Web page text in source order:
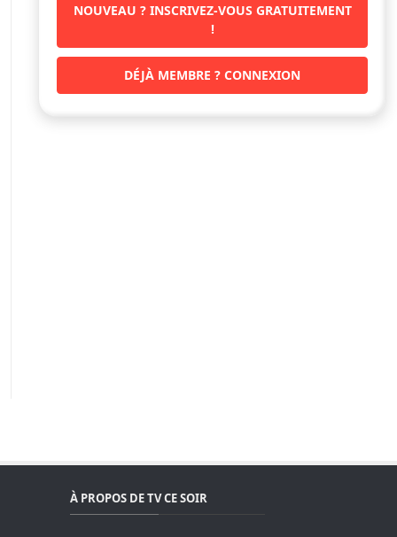
NOUVEAU ? INSCRIVEZ-VOUS GRATUITEMENT
!
DÉJÀ MEMBRE ? CONNEXION
À PROPOS DE TV CE SOIR